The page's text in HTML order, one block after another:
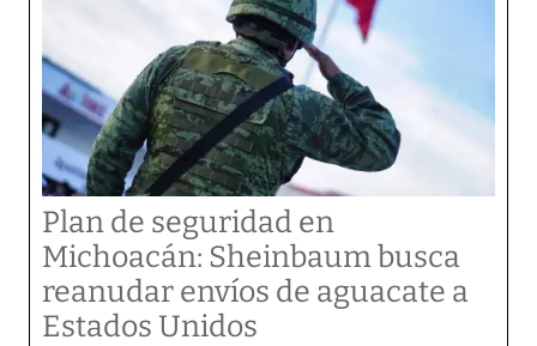
Plan de seguridad en
Michoacán: Sheinbaum busca
reanudar envíos de aguacate a
Estados Unidos